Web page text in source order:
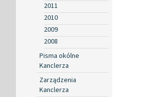
2011
2010
2009
2008
Pisma okólne
Kanclerza
Zarządzenia
Kanclerza